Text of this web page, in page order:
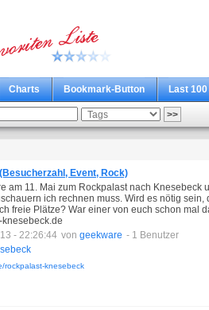
Charts Bookmark-Button Last 100
Event, Rock)
am 11. Mai zum Rockpalast nach Knesebeck
ich rechnen muss. Wird es nötig
freie Plätze? War einer von euch schon mal
- 22:26:44 von geekware - 1 Benutzer
rockpalast-knesebeck